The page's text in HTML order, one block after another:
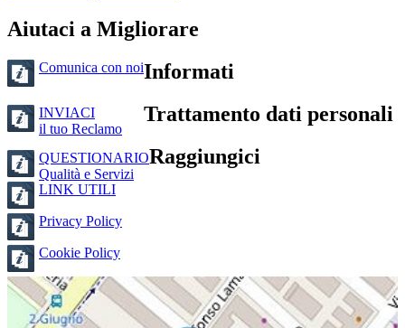
Aiutaci a Migliorare
Comunica con noi
INVIACI
il tuo Reclamo
QUESTIONARIO
Qualità e Servizi
Informati
LINK UTILI
Trattamento dati personali
Privacy Policy
Cookie Policy
Raggiungici